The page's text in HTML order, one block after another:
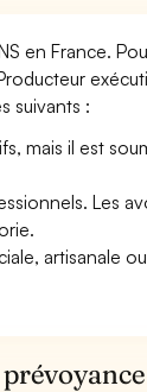
en France.
suivants :
mais il est
Les
artisanale